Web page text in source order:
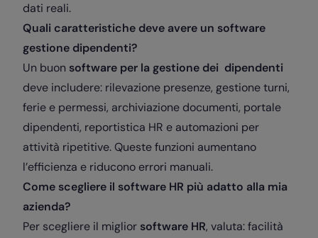
dati reali.
Quali caratteristiche deve avere un software
gestione dipendenti?
Un buon software per la gestione dei dipendenti
deve includere: rilevazione presenze, gestione turni,
ferie e permessi, archiviazione documenti, portale
dipendenti, reportistica HR e automazioni per
attività ripetitive. Queste funzioni aumentano
l’efficienza e riducono errori manuali.
Come scegliere il software HR più adatto alla mia
azienda?
Per scegliere il miglior software HR, valuta: facilità